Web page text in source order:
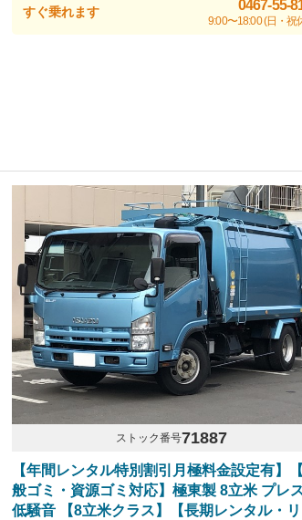
すぐ乗れます 0467-55-
9:00〜18:00 (日・祝
ストック番号71887
【年間レンタル特別割引月極料金設定有】
般ゴミ・資源ゴミ対応】極東製 8立米 プレ
低騒音 【8立米クラス】【長期レンタル・